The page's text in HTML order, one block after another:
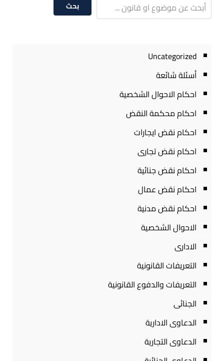
بحث
Uncategorized
أسئلة شائعة
احكام الاحوال الشخصية
احكام محكمة النقض
احكام نقض ايجارات
احكام نقض تجارى
احكام نقض جنائية
احكام نقض عمال
احكام نقض مدنية
الاحوال الشخصية
الادارى
التعريفات القانونية
التعريفات والدفوع القانونية
الجنائى
الدعاوى الادارية
الدعاوى التجارية